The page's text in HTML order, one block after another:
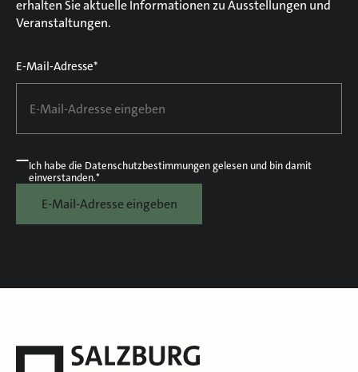
erhalten Sie aktuelle Informationen zu Ausstellungen und
Veranstaltungen.
E-Mail-Adresse*
Ich habe die Datenschutzbestimmungengelesen und bin damit
einverstanden.*
E-Mail-Adresse eingeben